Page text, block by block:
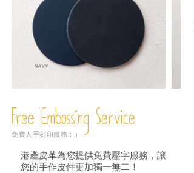
Free Embossing Service
免費人手刻印服務：）
港產皮革為您提供免費壓字服務，讓
您的手作皮件更加獨一無二！